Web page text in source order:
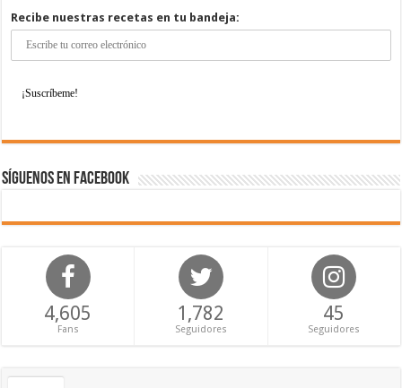
Recibe nuestras recetas en tu bandeja:
Síguenos en Facebook
4,605
Fans
1,782
Seguidores
45
Seguidores